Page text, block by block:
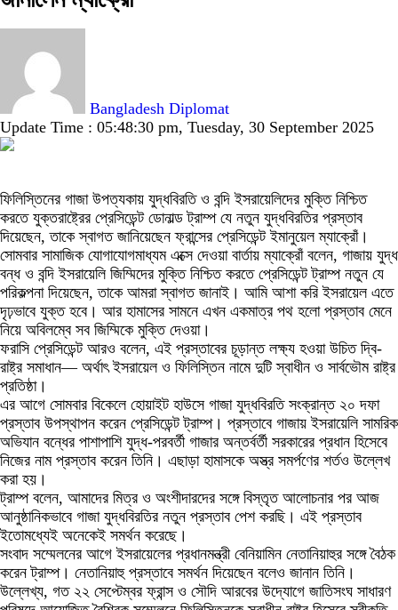
Bangladesh Diplomat
Update Time : 05:48:30 pm, Tuesday, 30 September 2025
ফিলিস্তিনের গাজা উপত্যকায় যুদ্ধবিরতি ও বন্দি ইসরায়েলিদের মুক্তি নিশ্চিত
করতে যুক্তরাষ্ট্রের প্রেসিডেন্ট ডোনাল্ড ট্রাম্প যে নতুন যুদ্ধবিরতির প্রস্তাব
দিয়েছেন, তাকে স্বাগত জানিয়েছেন ফ্রান্সের প্রেসিডেন্ট ইমানুয়েল ম্যাক্রোঁ।
সোমবার সামাজিক যোগাযোগমাধ্যম এক্সে দেওয়া বার্তায় ম্যাক্রোঁ বলেন, গাজায় যুদ্ধ
বন্ধ ও বন্দি ইসরায়েলি জিম্মিদের মুক্তি নিশ্চিত করতে প্রেসিডেন্ট ট্রাম্প নতুন যে
পরিকল্পনা দিয়েছেন, তাকে আমরা স্বাগত জানাই। আমি আশা করি ইসরায়েল এতে
দৃঢ়ভাবে যুক্ত হবে। আর হামাসের সামনে এখন একমাত্র পথ হলো প্রস্তাব মেনে
নিয়ে অবিলম্বে সব জিম্মিকে মুক্তি দেওয়া।
ফরাসি প্রেসিডেন্ট আরও বলেন, এই প্রস্তাবের চূড়ান্ত লক্ষ্য হওয়া উচিত দ্বি-
রাষ্ট্র সমাধান— অর্থাৎ ইসরায়েল ও ফিলিস্তিন নামে দুটি স্বাধীন ও সার্বভৌম রাষ্ট্র
প্রতিষ্ঠা।
এর আগে সোমবার বিকেলে হোয়াইট হাউসে গাজা যুদ্ধবিরতি সংক্রান্ত ২০ দফা
প্রস্তাব উপস্থাপন করেন প্রেসিডেন্ট ট্রাম্প। প্রস্তাবে গাজায় ইসরায়েলি সামরিক
অভিযান বন্ধের পাশাপাশি যুদ্ধ-পরবর্তী গাজার অন্তর্বর্তী সরকারের প্রধান হিসেবে
নিজের নাম প্রস্তাব করেন তিনি। এছাড়া হামাসকে অস্ত্র সমর্পণের শর্তও উল্লেখ
করা হয়।
ট্রাম্প বলেন, আমাদের মিত্র ও অংশীদারদের সঙ্গে বিস্তৃত আলোচনার পর আজ
আনুষ্ঠানিকভাবে গাজা যুদ্ধবিরতির নতুন প্রস্তাব পেশ করছি। এই প্রস্তাব
ইতোমধ্যেই অনেকেই সমর্থন করেছে।
সংবাদ সম্মেলনের আগে ইসরায়েলের প্রধানমন্ত্রী বেনিয়ামিন নেতানিয়াহুর সঙ্গে বৈঠক
করেন ট্রাম্প। নেতানিয়াহু প্রস্তাবে সমর্থন দিয়েছেন বলেও জানান তিনি।
উল্লেখ্য, গত ২২ সেপ্টেম্বর ফ্রান্স ও সৌদি আরবের উদ্যোগে জাতিসংঘ সাধারণ